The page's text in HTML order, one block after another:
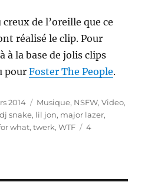
de l’oreille que ce
réalisé le clip. Pour
à la base de jolis clips
pourFoster The People.
2014 Catégories
Musique, NSFW,Video,
dj snake, lil jon, major lazer,
what,twerk,WTF
4